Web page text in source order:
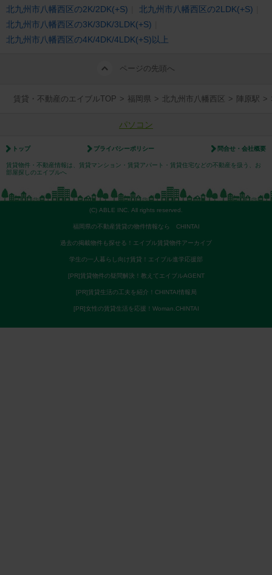
北九州市八幡西区の2K/2DK(+S)
北九州市八幡西区の2LDK(+S)
北九州市八幡西区の3K/3DK/3LDK(+S)
北九州市八幡西区の4K/4DK/4LDK(+S)以上
ページの先頭へ
賃貸・不動産のエイブルTOP > 福岡県 > 北九州市八幡西区 > 陣原駅 >
パソコン
トップ プライバシーポリシー 問合せ・会社概要
賃貸物件・不動産情報は、賃貸マンション・賃貸アパート・賃貸住宅などの不動産を扱う、お
部屋探しのエイブルへ
(C) ABLE INC. All rights reserved.
福岡県の不動産賃貸の物件情報なら CHINTAI
過去の掲載物件も探せる！エイブル賃貸物件アーカイブ
学生の一人暮らし向け賃貸！エイブル進学応援部
[PR]賃貸物件の疑問解決！教えてエイブルAGENT
[PR]賃貸生活の工夫を紹介！CHINTAI情報局
[PR]女性の賃貸生活を応援！Woman.CHINTAI